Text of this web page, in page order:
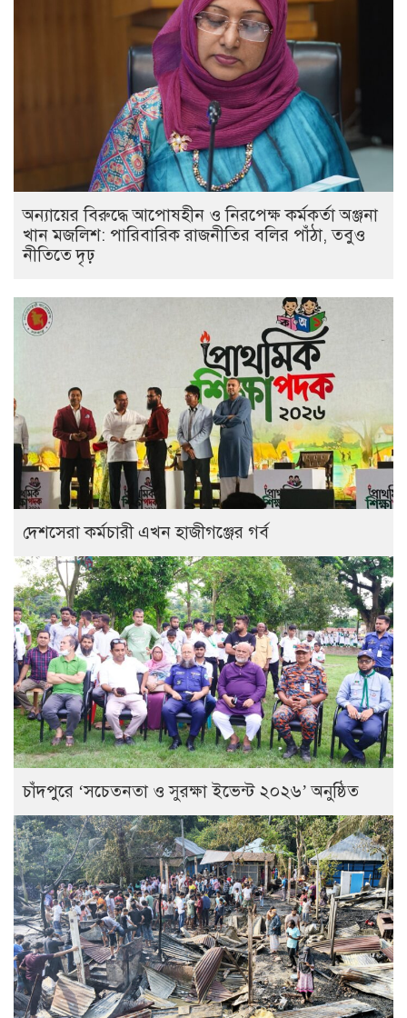
অন্যায়ের বিরুদ্ধে আপোষহীন ও নিরপেক্ষ কর্মকর্তা অঞ্জনা
খান মজলিশ: পারিবারিক রাজনীতির বলির পাঁঠা, তবুও
নীতিতে দৃঢ়
দেশসেরা কর্মচারী এখন হাজীগঞ্জের গর্ব
চাঁদপুরে ‘সচেতনতা ও সুরক্ষা ইভেন্ট ২০২৬’ অনুষ্ঠিত